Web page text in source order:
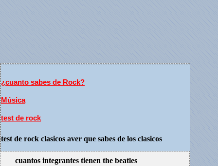
¿cuanto sabes de Rock?
Música
test de rock
test de rock clasicos aver que sabes de los clasicos
cuantos integrantes tienen the beatles